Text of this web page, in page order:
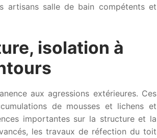
artisans salle de bain compétents et
isolation à
aux agressions extérieures. Ces
de mousses et lichens et
importantes sur la structure et la
les travaux de réfection du toit